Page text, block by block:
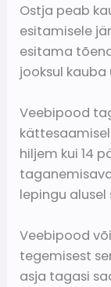
Ostja peab
esitamisele
esitama
jooksul
Veebipood
hiljem kui 14
lepingu
Veebipood
tegemisest
asja tagasi